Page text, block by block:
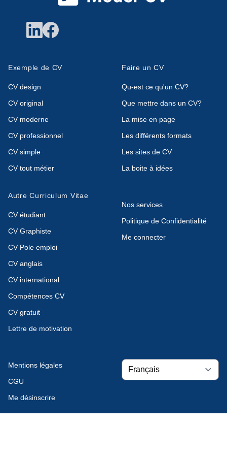
Exemple de CV
CV design
CV original
CV moderne
CV professionnel
CV simple
CV tout métier
Faire un CV
Qu-est ce qu'un CV?
Que mettre dans un CV?
La mise en page
Les différents formats
Les sites de CV
La boite à idées
Autre Curriculum Vitae
CV étudiant
CV Graphiste
CV Pole emploi
CV anglais
CV international
Compétences CV
CV gratuit
Lettre de motivation
Nos services
Politique de Confidentialité
Me connecter
Mentions légales
CGU
Me désinscrire